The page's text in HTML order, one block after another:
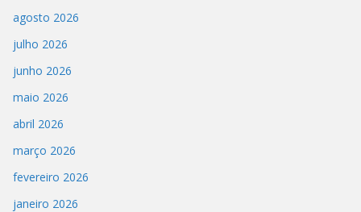
agosto 2026
julho 2026
junho 2026
maio 2026
abril 2026
março 2026
fevereiro 2026
janeiro 2026